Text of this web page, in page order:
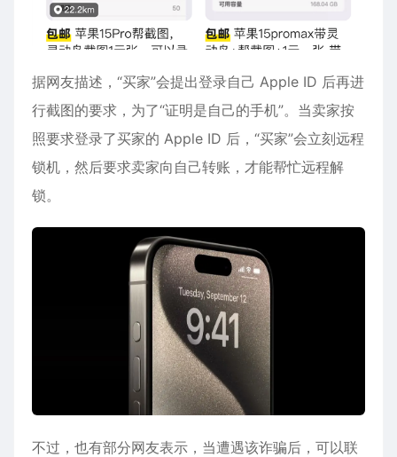
据网友描述，“买家”会提出登录自己 Apple ID 后再进
行截图的要求，为了“证明是自己的手机”。当卖家按
照要求登录了买家的 Apple ID 后，“买家”会立刻远程
锁机 ，然后要求卖家向自己转账，才能帮忙远程解
锁。
不过，也有部分网友表示，当遭遇该诈骗后，可以联